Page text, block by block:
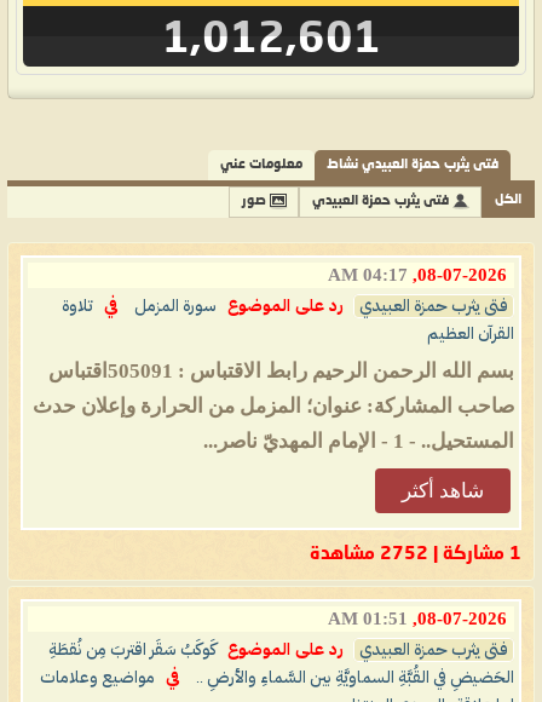
1,012,601
فتى يثرب حمزة العبيدي نشاط معلومات عني
الكل فتى يثرب حمزة العبيدي صور
08-07-2026,
04:17 AM
فتى يثرب حمزة العبيدي رد على الموضوع سورة المزمل في
تلاوة
القرآن العظيم
بسم الله الرحمن الرحيم رابط الاقتباس : 505091اقتباس
صاحب المشاركة: عنوان؛ المزمل من الحرارة وإعلان حدث
المستحيل.. - 1 - الإمام المهديّ ناصر...
شاهد أكثر
1 مشاركة | 2752 مشاهدة
08-07-2026,
01:51 AM
فتى يثرب حمزة العبيدي رد على الموضوع
كَوكَبُ سَقَر اقتربَ مِن نُقطَةِ
الحَضيضِ في القُبَّةِ السماويَّةِ بين السَّماءِ والأرضِ ..
في
مواضيع وعلامات